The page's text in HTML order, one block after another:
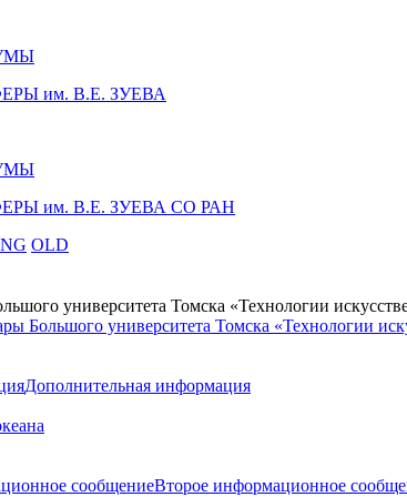
им. В.Е. ЗУЕВА
им. В.Е. ЗУЕВА СО РАН
OLD
университета Томска «Технологии
Большого университета Томска «Технологии
Дополнительная информация
сообщениеВторое информационное